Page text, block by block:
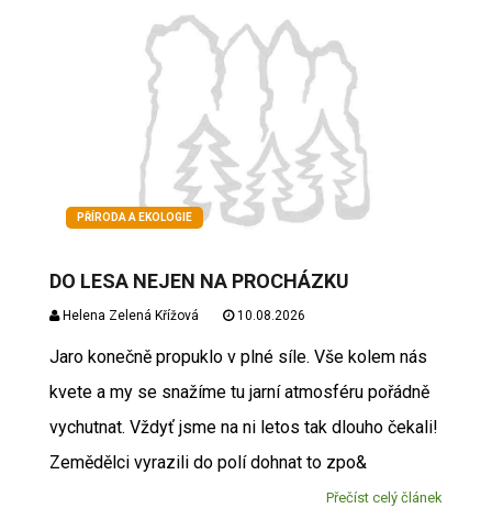
PŘÍRODA A EKOLOGIE
DO LESA NEJEN NA PROCHÁZKU
Helena Zelená Křížová 10.08.2026
Jaro konečně propuklo v plné síle. Vše kolem nás
kvete a my se snažíme tu jarní atmosféru pořádně
vychutnat. Vždyť jsme na ni letos tak dlouho čekali!
Zemědělci vyrazili do polí dohnat to zpo&
Přečíst celý článek